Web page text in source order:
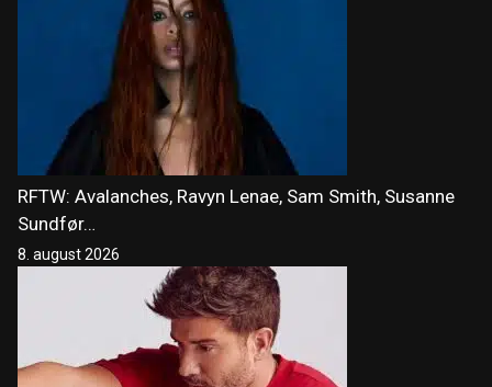
RFTW: Avalanches, Ravyn Lenae, Sam Smith, Susanne
Sundfør…
8. august 2026